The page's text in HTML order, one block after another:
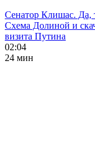
Сенатор Клишас. Да,
Схема Долиной и
визита Путина
02:04
24 мин